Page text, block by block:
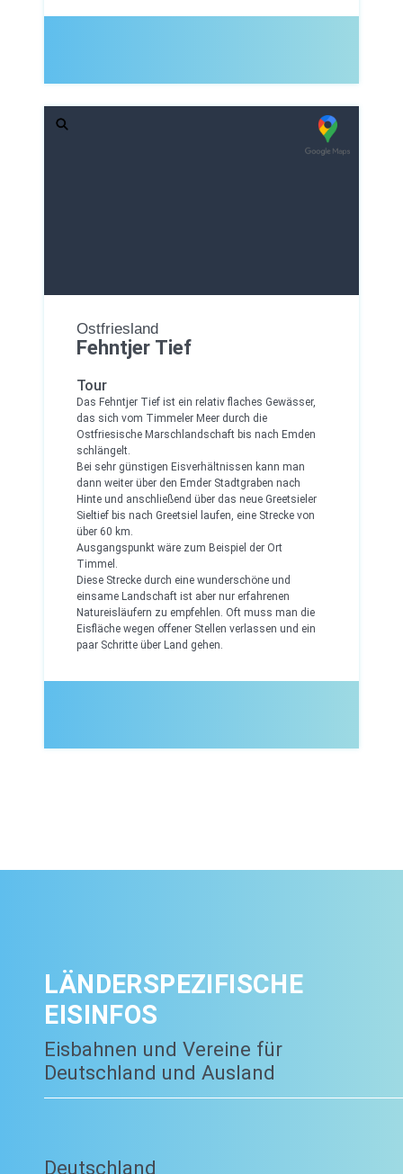
Ostfriesland
Fehntjer Tief
Tour
Das Fehntjer Tief ist ein relativ flaches Gewässer,
das sich vom Timmeler Meer durch die
Ostfriesische Marschlandschaft bis nach Emden
schlängelt.
Bei sehr günstigen Eisverhältnissen kann man
dann weiter über den Emder Stadtgraben nach
Hinte und anschließend über das neue Greetsieler
Sieltief bis nach Greetsiel laufen, eine Strecke von
über 60 km.
Ausgangspunkt wäre zum Beispiel der Ort
Timmel.
Diese Strecke durch eine wunderschöne und
einsame Landschaft ist aber nur erfahrenen
Natureisläufern zu empfehlen. Oft muss man die
Eisfläche wegen offener Stellen verlassen und ein
paar Schritte über Land gehen.
LÄNDERSPEZIFISCHE
EISINFOS
Eisbahnen und Vereine für
Deutschland und Ausland
Deutschland